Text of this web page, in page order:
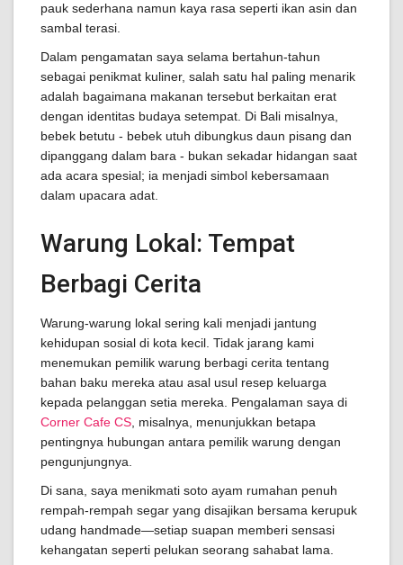
pauk sederhana namun kaya rasa seperti ikan asin dan
sambal terasi.
Dalam pengamatan saya selama bertahun-tahun
sebagai penikmat kuliner, salah satu hal paling menarik
adalah bagaimana makanan tersebut berkaitan erat
dengan identitas budaya setempat. Di Bali misalnya,
bebek betutu - bebek utuh dibungkus daun pisang dan
dipanggang dalam bara - bukan sekadar hidangan saat
ada acara spesial; ia menjadi simbol kebersamaan
dalam upacara adat.
Warung Lokal: Tempat
Berbagi Cerita
Warung-warung lokal sering kali menjadi jantung
kehidupan sosial di kota kecil. Tidak jarang kami
menemukan pemilik warung berbagi cerita tentang
bahan baku mereka atau asal usul resep keluarga
kepada pelanggan setia mereka. Pengalaman saya di
Corner Cafe CS , misalnya, menunjukkan betapa
pentingnya hubungan antara pemilik warung dengan
pengunjungnya.
Di sana, saya menikmati soto ayam rumahan penuh
rempah-rempah segar yang disajikan bersama kerupuk
udang handmade—setiap suapan memberi sensasi
kehangatan seperti pelukan seorang sahabat lama.